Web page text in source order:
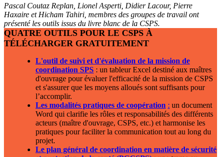
Pascal Coutaz Replan, Lionel Asperti, Didier Lacour, Pierre
Haxaire et Hicham Tahiri, membres des groupes de travail ont
présenté les outils issus du livre blanc de la CSPS.
QUATRE OUTILS POUR LE CSPS À
TÉLÉCHARGER GRATUITEMENT
L'outil de suivi et d'évaluation de la mission de
coordination SPS : un tableur Excel destiné aux maîtres
d'ouvrage pour évaluer l'efficacité de la mission de CSPS
et s'assurer que les moyens alloués sont suffisants pour
l’accomplir.
Les modalités pratiques de coopération : un document
Word qui clarifie les rôles et responsabilités des différents
acteurs (maître d'ouvrage, CSPS, etc.) et harmonise les
pratiques pour faciliter la communication tout au long du
projet.
Le plan général de coordination en matière de sécurité